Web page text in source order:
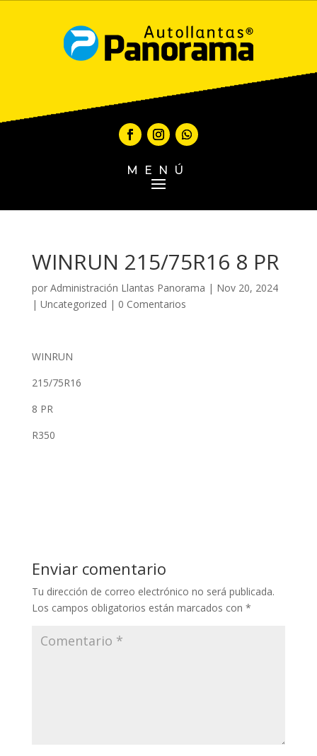
MENÚ
WINRUN 215/75R16 8 PR
por Administración Llantas Panorama | Nov 20, 2024
| Uncategorized | 0 Comentarios
WINRUN
215/75R16
8 PR
R350
Enviar comentario
Tu dirección de correo electrónico no será publicada.
Los campos obligatorios están marcados con *